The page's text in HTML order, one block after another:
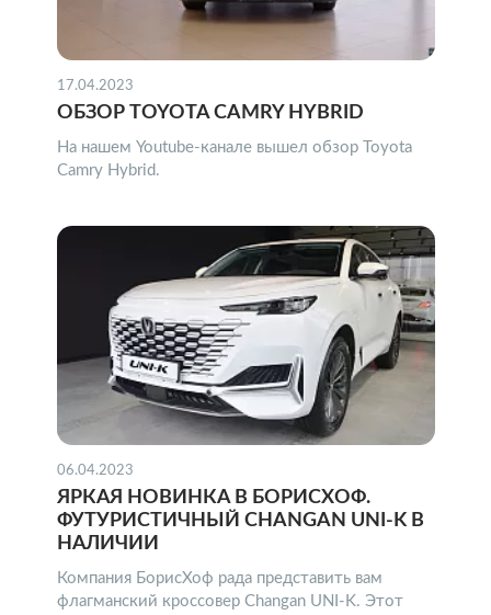
17.04.2023
ОБЗОР TOYOTA CAMRY HYBRID
На нашем Youtube-канале вышел обзор Toyota
Camry Hybrid.
06.04.2023
ЯРКАЯ НОВИНКА В БОРИСХОФ.
ФУТУРИСТИЧНЫЙ CHANGAN UNI-K В
НАЛИЧИИ
Компания БорисХоф рада представить вам
флагманский кроссовер Changan UNI-K. Этот